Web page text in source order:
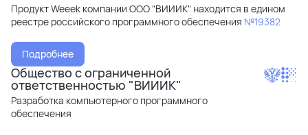
Продукт Weeek компании ООО "ВИИИК" находится в едином
реестре российского программного обеспечения №19382
Подробнее
Общество с ограниченной
ответственностью "ВИИИК"
Разработка компьютерного программного
обеспечения